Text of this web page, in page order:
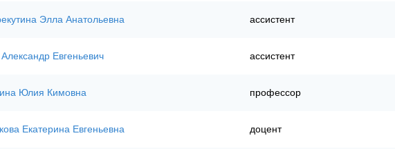
Элла Анатольевна ассистент
Евгеньевич ассистент
Юлия Кимовна профессор
Екатерина Евгеньевна доцент